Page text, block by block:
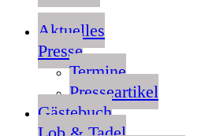
Aktuelles
Presse
Termine
Presseartikel
Gästebuch